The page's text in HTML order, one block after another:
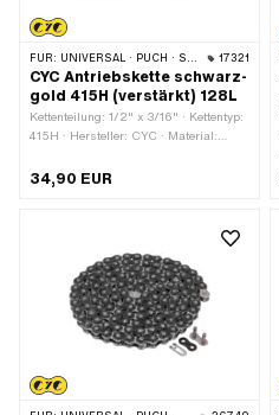
FÜR: UNIVERSAL · PUCH · SACHS · PONY / CILO (BETA 521 & 512) · ZÜNDAPP BELMONDO · TOMOS · BYE BIKE 17321
CYC Antriebskette schwarz-
gold 415H (verstärkt) 128L
Kettenteilung: 1/2" x 3/16" · Kettentyp:
415H · Hersteller: CYC · Material:
Anzahl Kettenglieder: 128 Stk. ·
Abrollumfang: 1626 mm ·
34,90 EUR